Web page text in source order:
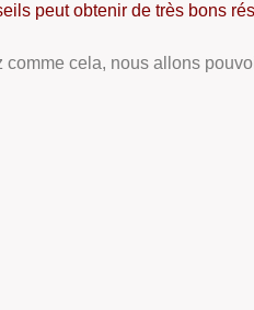
peut obtenir de très bons
comme cela, nous allons